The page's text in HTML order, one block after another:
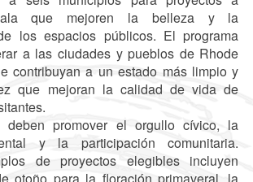
que mejoren la belleza y la
los espacios públicos. El programa
a las ciudades y pueblos de Rhode
contribuyan a un estado más limpio y
que mejoran la calidad de vida de
deben promover el orgullo cívico, la
y la participación comunitaria.
de proyectos elegibles incluyen
otoño para la floración primaveral, la